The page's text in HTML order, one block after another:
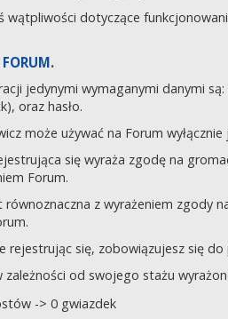
wątpliwości dotyczące
FORUM.
jedynymi wymaganymi danymi
oraz hasło.
może używać na Forum
się wyraża zgodę na
Forum.
równoznaczna z wyrażeniem zgody
rejestrując się, zobowiązujesz się
zależności od swojego stażu
-> 0 gwiazdek